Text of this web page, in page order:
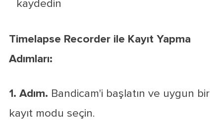
kaydedin
Timelapse Recorder ile Kayıt Yapma
Adımları:
1. Adım. Bandicam'i başlatın ve uygun bir
kayıt modu seçin.